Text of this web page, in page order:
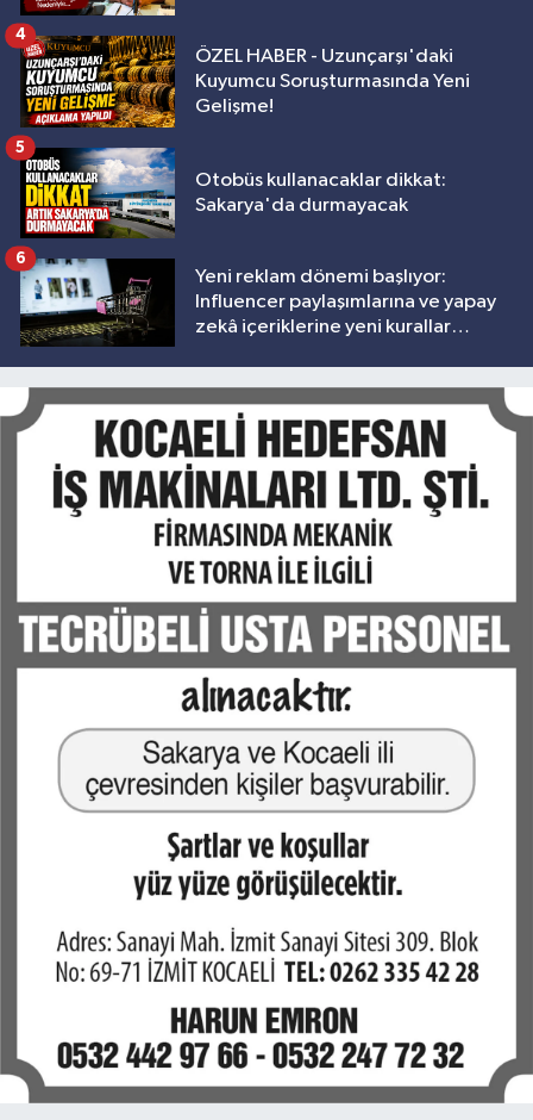
ÖZEL HABER - Uzunçarşı'daki
Kuyumcu Soruşturmasında Yeni
Gelişme!
4
Otobüs kullanacaklar dikkat:
Sakarya'da durmayacak
5
Yeni reklam dönemi başlıyor:
Influencer paylaşımlarına ve yapay
zekâ içeriklerine yeni kurallar
6